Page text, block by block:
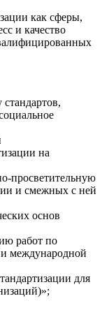
как сферы,
и качество
стандартов,
на
просветительную
и смежных с ней
основ
работ по
международной
для